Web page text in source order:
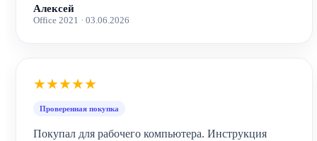
Алексей
Office 2021 · 03.06.2026
★★★★★
Проверенная покупка
Покупал для рабочего компьютера. Инструкция